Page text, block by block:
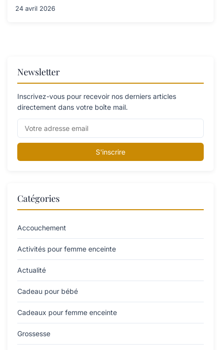
24 avril 2026
Newsletter
Inscrivez-vous pour recevoir nos derniers articles
directement dans votre boîte mail.
S'inscrire
Catégories
Accouchement
Activités pour femme enceinte
Actualité
Cadeau pour bébé
Cadeaux pour femme enceinte
Grossesse